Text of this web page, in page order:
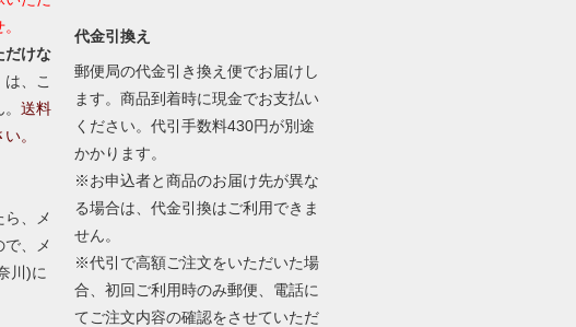
だけな
は、こ
送料
。
ら、メ
で、メ
川)に
代金引換え
郵便局の代金引き換え便でお届けし
ます。商品到着時に現金でお支払い
ください。代引手数料430円が別途
かかります。
※お申込者と商品のお届け先が異な
る場合は、代金引換はご利用できま
せん。
※代引で高額ご注文をいただいた場
合、初回ご利用時のみ郵便、電話に
てご注文内容の確認をさせていただ